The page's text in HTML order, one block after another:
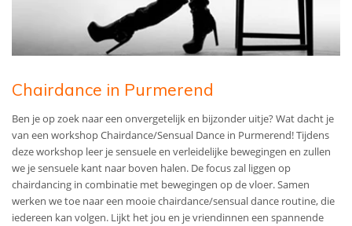
Chairdance in Purmerend
Ben je op zoek naar een onvergetelijk en bijzonder uitje? Wat dacht je
van een workshop Chairdance/Sensual Dance in Purmerend! Tijdens
deze workshop leer je sensuele en verleidelijke bewegingen en zullen
we je sensuele kant naar boven halen. De focus zal liggen op
chairdancing in combinatie met bewegingen op de vloer. Samen
werken we toe naar een mooie chairdance/sensual dance routine, die
iedereen kan volgen. Lijkt het jou en je vriendinnen een spannende